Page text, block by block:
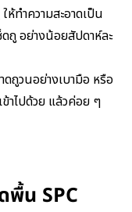
ให้ทำความสะอาดเป็น
ดถู อย่างน้อยสัปดาห์ละ
ถูวนอย่างเบามือ หรือ
าไปด้วย แล้วค่อย ๆ
พื้น SPC